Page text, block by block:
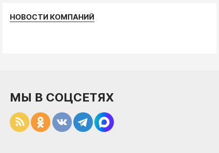
НОВОСТИ КОМПАНИЙ
МЫ В СОЦСЕТЯХ